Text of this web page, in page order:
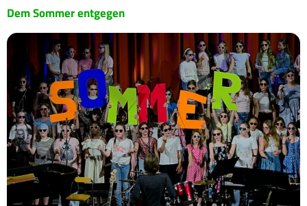
Dem Sommer entgegen